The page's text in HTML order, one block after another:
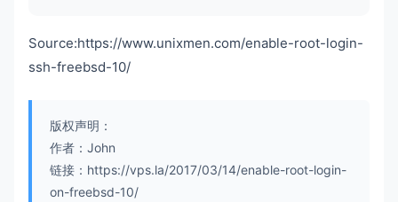
Source:https://www.unixmen.com/enable-root-login-
ssh-freebsd-10/
版权声明：
作者：John
链接：https://vps.la/2017/03/14/enable-root-login-
on-freebsd-10/